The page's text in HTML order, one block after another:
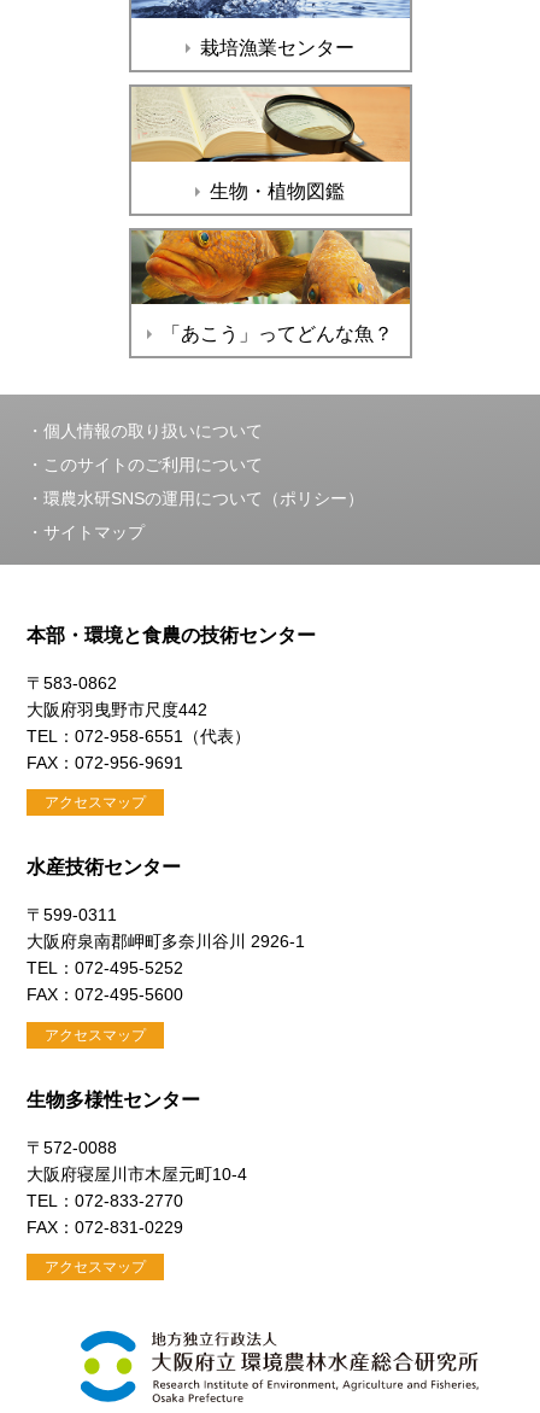
栽培漁業センター
生物・植物図鑑
「あこう」ってどんな魚？
個人情報の取り扱いについて
このサイトのご利用について
環農水研SNSの運用について（ポリシー）
サイトマップ
本部・環境と食農の技術センター
〒583-0862
大阪府羽曳野市尺度442
TEL：072-958-6551（代表）
FAX：072-956-9691
アクセスマップ
水産技術センター
〒599-0311
大阪府泉南郡岬町多奈川谷川 2926-1
TEL：072-495-5252
FAX：072-495-5600
アクセスマップ
生物多様性センター
〒572-0088
大阪府寝屋川市木屋元町10-4
TEL：072-833-2770
FAX：072-831-0229
アクセスマップ